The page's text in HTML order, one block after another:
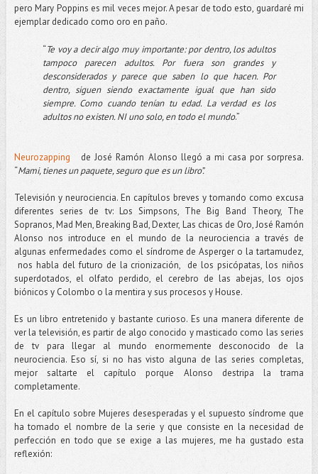
pero Mary Poppins es mil veces mejor. A pesar de todo esto, guardaré mi
ejemplar dedicado como oro en paño.
“Te voy a decir algo muy importante: por dentro, los adultos
tampoco parecen adultos. Por fuera son grandes y
desconsiderados y parece que saben lo que hacen. Por
dentro, siguen siendo exactamente igual que han sido
siempre. Como cuando tenían tu edad. La verdad es los
adultos no existen. NI uno solo, en todo el mundo.”
Neurozapping
de José Ramón Alonso llegó a mi casa por sorpresa.
“Mami, tienes un paquete, seguro que es un libro”.
Televisión y neurociencia. En capítulos breves y tomando como excusa
diferentes series de tv: Los Simpsons, The Big Band Theory, The
Sopranos, Mad Men, Breaking Bad, Dexter, Las chicas de Oro, José Ramón
Alonso nos introduce en el mundo de la neurociencia a través de
algunas enfermedades como el síndrome de Asperger o la tartamudez,
nos habla del futuro de la crionización, de los psicópatas, los niños
superdotados, el olfato perdido, el cerebro de las abejas, los ojos
biónicos y Colombo o la mentira y sus procesos y House.
Es un libro entretenido y bastante curioso. Es una manera diferente de
ver la televisión, es partir de algo conocido y masticado como las series
de tv para llegar al mundo enormemente desconocido de la
neurociencia. Eso sí, si no has visto alguna de las series completas,
mejor saltarte el capítulo porque Alonso destripa la trama
completamente.
En el capítulo sobre Mujeres desesperadas y el supuesto síndrome que
ha tomado el nombre de la serie y que consiste en la necesidad de
perfección en todo que se exige a las mujeres, me ha gustado esta
reflexión: